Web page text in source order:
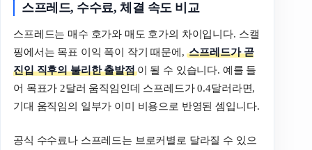
스프레드, 수수료, 체결 속도 비교
스프레드는 매수 호가와 매도 호가의 차이입니다. 스캘
핑에서는 목표 이익 폭이 작기 때문에,스프레드가 곧
진입 직후의 불리한 출발점이 될 수 있습니다. 예를 들
어 목표가 2달러 움직임인데 스프레드가 0.4달러라면,
기대 움직임의 일부가 이미 비용으로 반영된 셈입니다.
공식 수수료나 스프레드는 브로커별로 달라질 수 있으